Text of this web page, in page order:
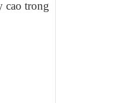
cao trong